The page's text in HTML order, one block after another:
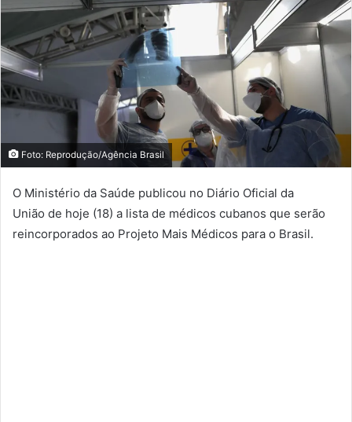
Foto: Reprodução/Agência Brasil
O Ministério da Saúde publicou no Diário Oficial da
União de hoje (18) a lista de médicos cubanos que serão
reincorporados ao Projeto Mais Médicos para o Brasil.